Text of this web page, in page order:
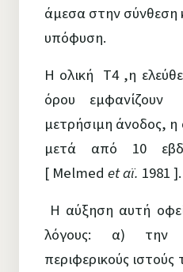
άμεσα στην σύνθεση
υπόφυση.
Η ολική Τ4 ,η
όρου
μετρήσιμη άνοδος,
μετά από 10
[ Melmed et αϊ. 1981 ].
Η αύξηση αυτή
λόγους: α) την
περιφερικούς